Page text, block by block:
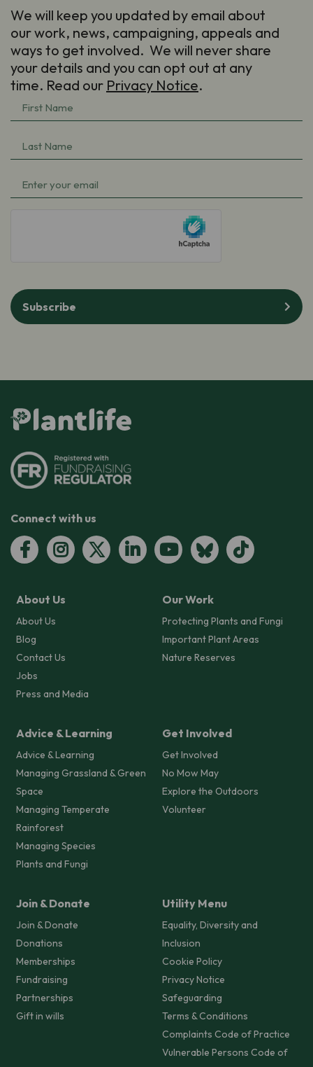
We will keep you updated by email about
our work, news, campaigning, appeals and
ways to get involved. We will never share
your details and you can opt out at any
time. Read our Privacy Notice.
First
Name
(Required)
Last
Name
(Required)
Email
Subscribe
Connect with us
About Us
About Us
Blog
Contact Us
Jobs
Press and Media
Our Work
Protecting Plants and Fungi
Important Plant Areas
Nature Reserves
Advice & Learning
Advice & Learning
Managing Grassland & Green
Space
Managing Temperate
Rainforest
Managing Species
Plants and Fungi
Get Involved
Get Involved
No Mow May
Explore the Outdoors
Volunteer
Join & Donate
Join & Donate
Donations
Memberships
Fundraising
Partnerships
Gift in wills
Utility Menu
Equality, Diversity and
Inclusion
Cookie Policy
Privacy Notice
Safeguarding
Terms & Conditions
Complaints Code of Practice
Vulnerable Persons Code of